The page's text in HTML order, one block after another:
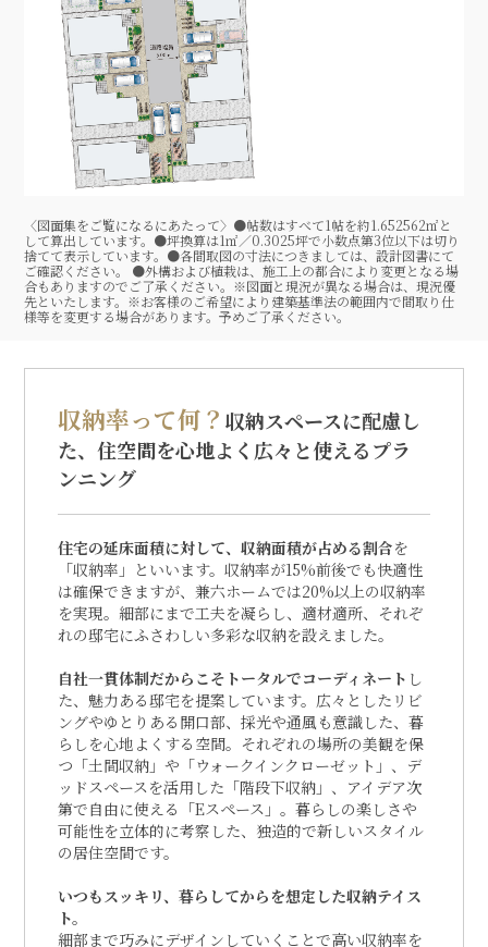
〈図面集をご覧になるにあたって〉●帖数はすべて1帖を約1.652562㎡と
して算出しています。●坪換算は1㎡／0.3025坪で小数点第3位以下は切り
捨てて表示しています。●各間取図の寸法につきましては、設計図書にて
ご確認ください。 ●外構および植栽は、施工上の都合により変更となる場
合もありますのでご了承ください。※図面と現況が異なる場合は、現況優
先といたします。※お客様のご希望により建築基準法の範囲内で間取り仕
様等を変更する場合があります。予めご了承ください。
収納率って何？収納スペースに配慮し
た、住空間を心地よく広々と使えるプラ
ンニング
住宅の延床面積に対して、収納面積が占める割合を
「収納率」といいます。収納率が15%前後でも快適性
は確保できますが、兼六ホームでは20%以上の収納率
を実現。細部にまで工夫を凝らし、適材適所、それぞ
れの邸宅にふさわしい多彩な収納を設えました。
自社一貫体制だからこそトータルでコーディネート し
た、魅力ある邸宅を提案しています。広々としたリビ
ングやゆとりある開口部、採光や通風も意識した、暮
らしを心地よくする空間。それぞれの場所の美観を保
つ「土間収納」や「ウォークインクローゼット」、デ
ッドスペースを活用した「階段下収納」、アイデア次
第で自由に使える「Eスペース」。暮らしの楽しさや
可能性を立体的に考察した、独造的で新しいスタイル
の居住空間です。
いつもスッキリ、暮らしてからを想定した収納テイス
ト。
細部まで巧みにデザインしていくことで高い収納率を